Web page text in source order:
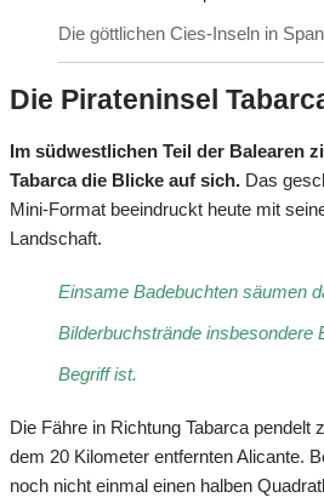
Die göttlichen Cies-Inseln in
Die Pirateninsel
Im südwestlichen Teil der Balearen
Tabarca die Blicke auf sich. Das
Mini-Format beeindruckt heute mit
Landschaft.
Einsame Badebuchten säumen
Bilderbuchstrände insbesondere
Begriff ist.
Die Fähre in Richtung Tabarca pendelt
dem 20 Kilometer entfernten Alicante.
noch nicht einmal einen halben